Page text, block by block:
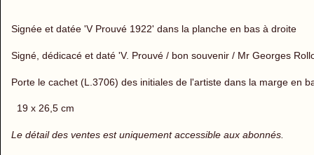
Signée et datée 'V Prouvé 1922' dans la planche en bas à droite
Signé, dédicacé et daté 'V. Prouvé / bon souvenir / Mr Georges
Porte le cachet (L.3706) des initiales de l'artiste dans la marge en
19 x 26,5 cm
Le détail des ventes est uniquement accessible aux abonnés.